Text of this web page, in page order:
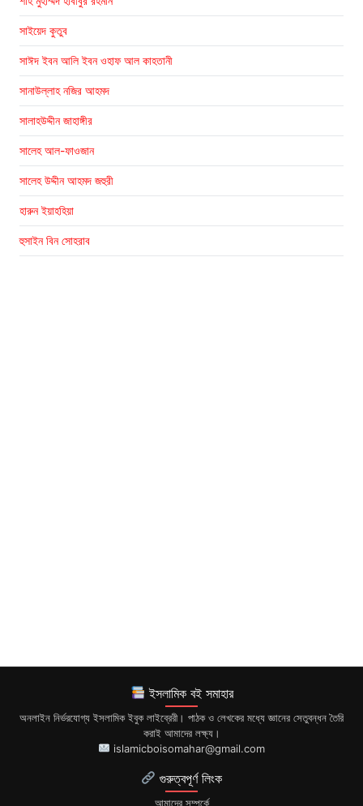
সাইয়েদ কুতুব
সাঈদ ইবন আলি ইবন ওহাফ আল কাহতানী
সানাউল্লাহ নজির আহমদ
সালাহউদ্দীন জাহাঙ্গীর
সালেহ আল-ফাওজান
সালেহ উদ্দীন আহমদ জহুরী
হারুন ইয়াহহিয়া
হুসাইন বিন সোহরাব
ইসলামিক বই সমাহার
অনলাইন নির্ভরযোগ্য ইসলামিক ইবুক লাইব্রেরী। পাঠক ও লেখকের মধ্যে জ্ঞানের সেতুবন্ধন তৈরি
করাই আমাদের লক্ষ্য।
islamicboisomahar@gmail.com
গুরুত্বপূর্ণ লিংক
আমাদের সম্পর্কে